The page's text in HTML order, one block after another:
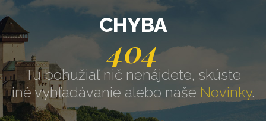
CHYBA
404
Tu bohužiaľ nič nenájdete, skúste
iné vyhľadávanie alebo naše Novinky.